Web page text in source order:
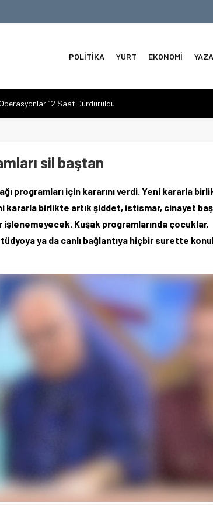
POLİTİKA YURT EKONOMİ
12 Saat Durduruldu
Seçimlerinde İlk Sonuçlar
Deprem
Tahviller Baskı Yapıyor
Omni Duyuruları
sil baştan
programları için kararını verdi. Yeni kararla
kararla birlikte artık şiddet, istismar, cinayet
Kuşak programlarında çocuklar,
ya da canlı bağlantıya hiçbir surette